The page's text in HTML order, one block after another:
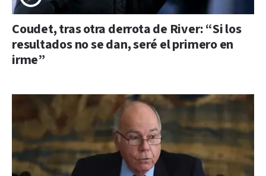
Coudet, tras otra derrota de River: “Si los
resultados no se dan, seré el primero en
irme”